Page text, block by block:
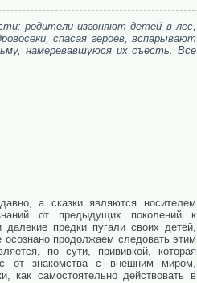
родители изгоняют детей в лес,
спасая героев, вспарывают
намеревавшуюся их съесть. Все
а сказки являются носителем
от предыдущих поколений к
предки пугали своих детей,
продолжаем следовать этим
по сути, прививкой, которая
от знакомства с внешним миром,
как самостоятельно действовать в